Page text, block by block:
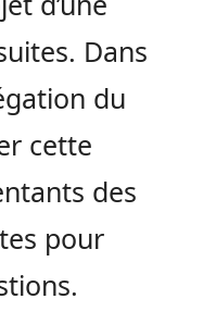
Dans
du
cette
des
pour